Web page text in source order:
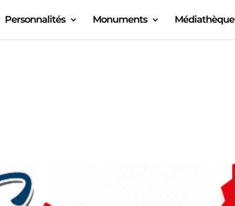
Personnalités Monuments Médiathèque